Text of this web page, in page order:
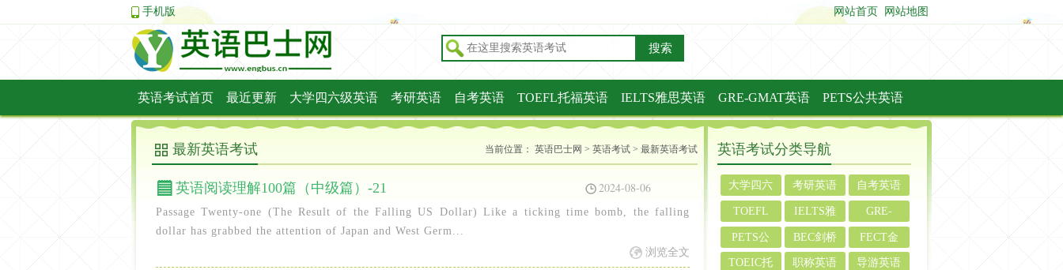
手机版 网站首页 网站地图
搜索
英语考试首页 最近更新 大学四六级英语 考研英语 自考英语 TOEFL托福英语 IELTS雅思英语 GRE-GMAT英语 PETS公共英语
BEC剑桥英语 FECT金融英语 TOEIC托业英语
最新英语考试 当前位置： 英语巴士网 > 英语考试 > 最新英语考试
英语阅读理解100篇（中级篇）-21 2024-08-06
Passage Twenty-one (The Result of the Falling US Dollar) Like a ticking time bomb, the falling
dollar has grabbed the attention of Japan and West Germ...
浏览全文
英语考试分类导航
大学四六
级英语
考研英语 自考英语
TOEFL
托福英语
IELTS雅
思英语
GRE-
GMAT英
语
PETS公
共英语
BEC剑桥
英语
FECT金
融英语
TOEIC托
职称英语 导游英语